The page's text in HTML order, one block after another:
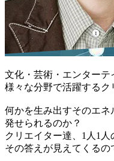
文化・芸術・エンターテ
様々な分野で活躍するク
何かを生み出すそのエネ
発せられるのか？
クリエイター達、1人1人
その答えが見えてくるの